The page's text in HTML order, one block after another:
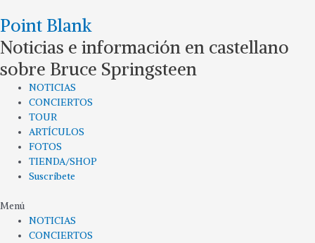
al
Point Blank
Noticias e información en castellano
sobre Bruce Springsteen
NOTICIAS
CONCIERTOS
TOUR
ARTÍCULOS
FOTOS
TIENDA/SHOP
Suscríbete
Menú
NOTICIAS
CONCIERTOS